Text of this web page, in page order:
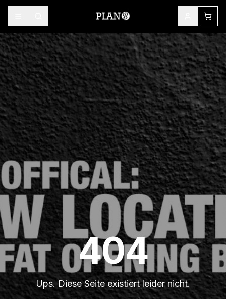
404
Ups. Diese Seite existiert leider nicht.